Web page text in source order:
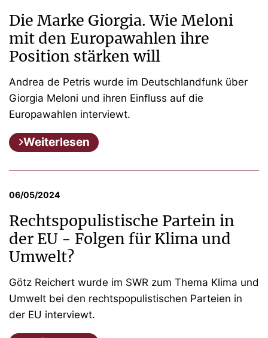
Die Marke Giorgia. Wie Meloni
mit den Europawahlen ihre
Position stärken will
Andrea de Petris wurde im Deutschlandfunk über
Giorgia Meloni und ihren Einfluss auf die
Europawahlen interviewt.
Weiterlesen
06/05/2024
Rechtspopulistische Partein in
der EU - Folgen für Klima und
Umwelt?
Götz Reichert wurde im SWR zum Thema Klima und
Umwelt bei den rechtspopulistischen Parteien in
der EU interviewt.